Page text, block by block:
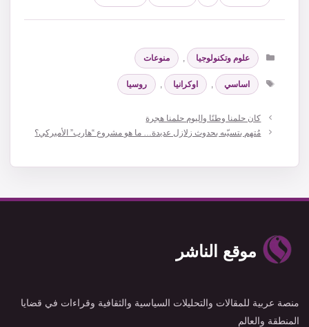
التصنيفات
علوم وتكنولوجيا
منوعات
الوسوم
اساسي اوكرانيا روسيا
كان حلمنا وطنًا واليوم حلمنا هجرة
مُتهم بتسبّبه بحدوث زلازل عديدة… ما هو مشروع “هارب” الأميركي؟
موقع الناشر
منصة عربية للمقالات والتحليلات السياسية والثقافية وقراءات في قضايا
المنطقة والعالم